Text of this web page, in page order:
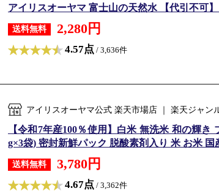
アイリスオーヤマ 富士山の天然水 【代引不可】
送料無料 2,280円
4.57点 / 3,636件
アイリスオーヤマ公式 楽天市場店 ｜ 楽天ジャン
【令和7年産100％使用】白米 無洗米 和の輝き
g×3袋) 密封新鮮パック 脱酸素剤入り 米 お米 国
送料無料 3,780円
4.67点 / 3,362件